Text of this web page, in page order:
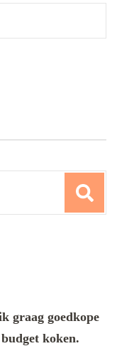
graag goedkope
koken.